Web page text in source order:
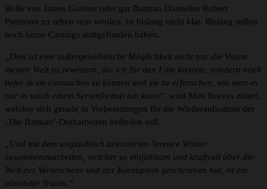
Rolle von James Gordon oder gar Batman-Darsteller Robert
Pattinson zu sehen sein werden, ist bislang nicht klar. Bislang sollen
noch keine Castings stattgefunden haben.
„Dies ist eine außergewöhnliche Möglichkeit nicht nur die Vision
meiner Welt zu erweitern, die ich für den Film kreierte, sondern noch
tiefer in sie eintauchen zu können und sie zu erforschen, wie man es
nur in solch einem Serienformat tun kann“, wird Matt Reeves zitiert,
welcher sich gerade in Vorbereitungen für die Wiederaufnahme der
‚The Batman‘-Dreharbeiten befinden soll.
„Und mit dem unglaublich talentierten Terence Winter
zusammenzuarbeiten, welcher so einfühlsam und kraftvoll über die
Welt des Verbrechens und der Korruption geschrieben hat, ist ein
absoluter Traum.“